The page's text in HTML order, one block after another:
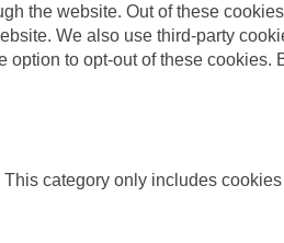
the website. Out of these
We also use third-party
to opt-out of these
category only includes